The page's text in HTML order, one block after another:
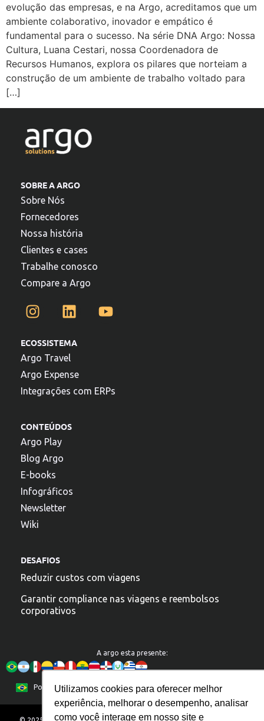
Utilizamos cookies para oferecer melhor
experiência, melhorar o desempenho, analisar
como você interage em nosso site e
evolução das empresas, e na Argo, acreditamos que um
ambiente colaborativo, inovador e empático é
fundamental para o sucesso. Na série DNA Argo: Nossa
Cultura, Luana Cestari, nossa Coordenadora de
Recursos Humanos, explora os pilares que norteiam a
construção de um ambiente de trabalho voltado para
[…]
SOBRE A ARGO
Sobre Nós
Fornecedores
Nossa história
Clientes e cases
Trabalhe conosco
Compare a Argo
ECOSSISTEMA
Argo Travel
Argo Expense
Integrações com ERPs
CONTEÚDOS
Argo Play
Blog Argo
E-books
Infográficos
Newsletter
Wiki
DESAFIOS
Reduzir custos com viagens
Garantir compliance nas viagens e reembolsos
corporativos
A argo esta presente:
Português
Español
Política de Privacidade